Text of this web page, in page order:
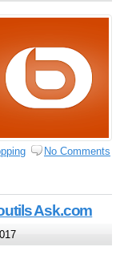
No Comments
Ask.com